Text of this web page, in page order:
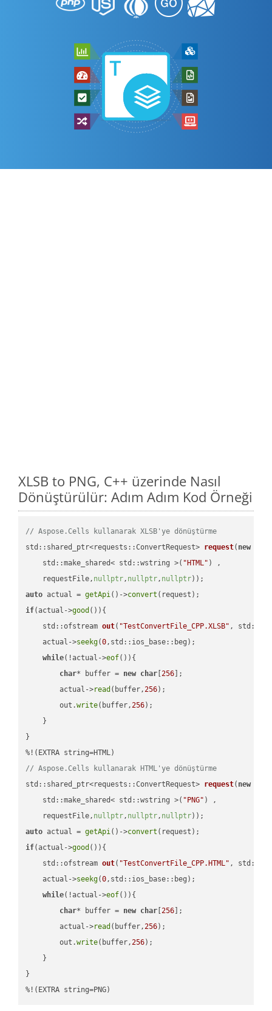
XLSB to PNG, C++ üzerinde Nasıl
Dönüştürülür: Adım Adım Kod Örneği
// Aspose.Cells kullanarak XLSB'ye dönüştürme
std::shared_ptr<requests::ConvertRequest> request( new
    std::make_shared< std::wstring >(
"HTML" ) ,
    requestFile,
nullptr, nullptr, nullptr))
auto actual = getApi()->convert
if(actual->good ()){
std::ofstream out( "TestConvertFile_CPP.XLSB" ,
    actual->
seekg(0,std::ios_base::beg);
while(!actual->eof()){
char* buffer = new char [256 ];
        actual->
read (buffer,256);
        out.
write(buffer,256);
    }
}
// Aspose.Cells kullanarak HTML'ye dönüştürme
std::shared_ptr<requests::ConvertRequest> request( new
    std::make_shared< std::wstring >(
"PNG" ) ,
    requestFile,
nullptr, nullptr, nullptr))
auto actual = getApi()->convert
if(actual->good ()){
std::ofstream out( "TestConvertFile_CPP.HTML" ,
    actual->
seekg(0,std::ios_base::beg);
while(!actual->eof()){
char* buffer = new char [256 ];
        actual->
read (buffer,256);
        out.
write(buffer,256);
    }
}
%!(EXTRA string=PNG)